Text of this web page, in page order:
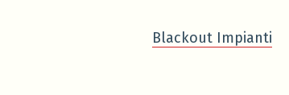
Blackout Impianti